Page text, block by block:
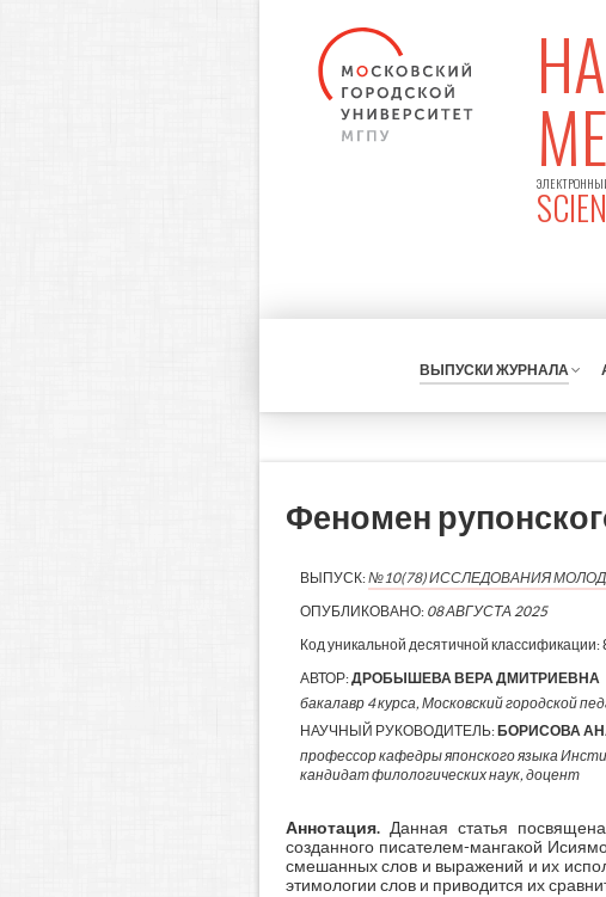
ВЫПУСКИ ЖУРНАЛА
Феномен
ВЫПУСК:№10(78) ИССЛЕДОВАНИЯ
ОПУБЛИКОВАНО: 08 АВГУСТА 2025
Код уникальной десятичной классификации:
АВТОР:ДРОБЫШЕВА ВЕРА ДМИТРИЕВНА
бакалавр 4 курса, Московский городской
НАУЧНЫЙ РУКОВОДИТЕЛЬ: БОРИСОВА
профессор кафедры японского языка
кандидат филологических наук, доцент
Аннотация.Данная статья посвящена
созданного писателем-мангакой
смешанных слов и выражений и их
этимологии слов и приводится их